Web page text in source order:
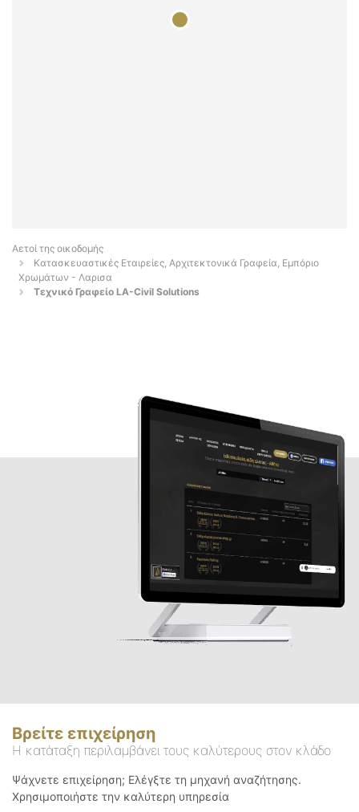
Αετοί της οικοδομής
Κατασκευαστικές Εταιρείες, Αρχιτεκτονικά Γραφεία, Εμπόριο
Χρωμάτων - Λαρισα
Τεχνικό Γραφείο LA-Civil Solutions
Βρείτε επιχείρηση
Η κατάταξη περιλαμβάνει τους καλύτερους στον κλάδο
Ψάχνετε επιχείρηση; Ελέγξτε τη μηχανή αναζήτησης.
Χρησιμοποιήστε την καλύτερη υπηρεσία